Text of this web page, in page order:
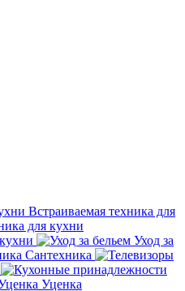
Встраиваемая техника для
Уход за
Сантехника
Уценка